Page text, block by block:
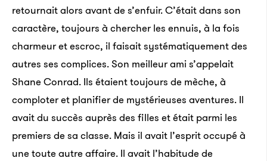
retournait alors avant de s’enfuir. C’était dans son
caractère, toujours à chercher les ennuis, à la fois
charmeur et escroc, il faisait systématiquement des
autres ses complices. Son meilleur ami s’appelait
Shane Conrad. Ils étaient toujours de mèche, à
comploter et planifier de mystérieuses aventures. Il
avait du succès auprès des filles et était parmi les
premiers de sa classe. Mais il avait l’esprit occupé à
une toute autre affaire. Il avait l’habitude de